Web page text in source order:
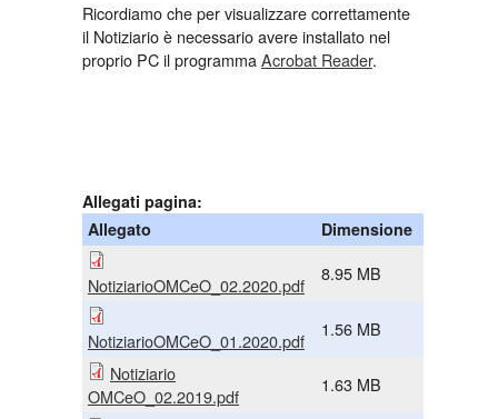
Ricordiamo che per visualizzare correttamente
il Notiziario è necessario avere installato nel
proprio PC il programmaAcrobat Reader.
Allegati pagina:
Allegato
Dimensione
NotiziarioOMCeO_02.2020.pdf
8.95 MB
NotiziarioOMCeO_01.2020.pdf
1.56 MB
Notiziario
OMCeO_02.2019.pdf
1.63 MB